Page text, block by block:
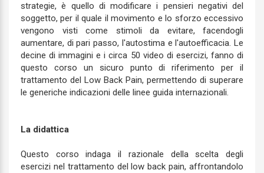
strategie, è quello di modificare i pensieri negativi del
soggetto, per il quale il movimento e lo sforzo eccessivo
vengono visti come stimoli da evitare, facendogli
aumentare, di pari passo, l'autostima e l'autoefficacia. Le
decine di immagini e i circa 50 video di esercizi, fanno di
questo corso un sicuro punto di riferimento per il
trattamento del Low Back Pain, permettendo di superare
le generiche indicazioni delle linee guida internazionali.
La didattica
Questo corso indaga il razionale della scelta degli
esercizi nel trattamento del low back pain, affrontandolo